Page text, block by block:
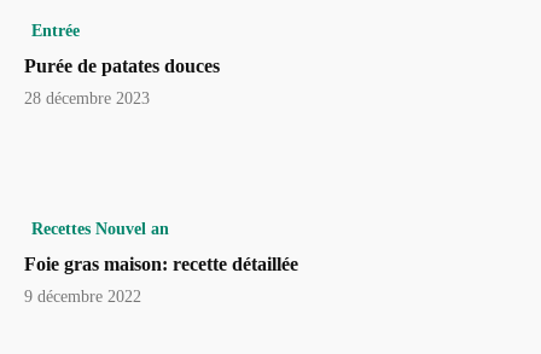
Entrée
Purée de patates douces
28 décembre 2023
Recettes Nouvel an
Foie gras maison: recette détaillée
9 décembre 2022